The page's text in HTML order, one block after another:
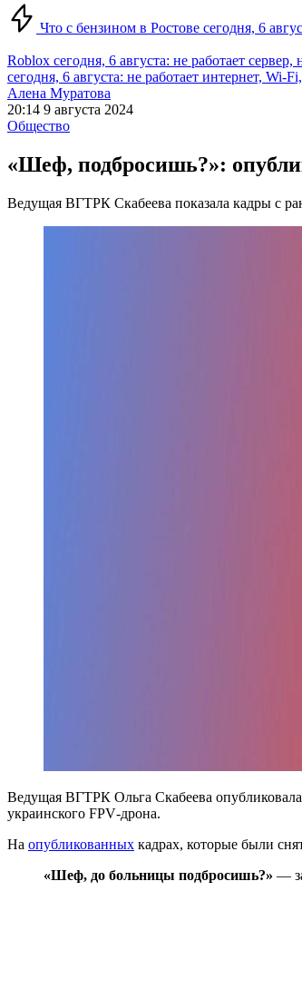
Что с бензином в Ростове сегодня, 6
Roblox сегодня, 6 августа: не работает
сегодня, 6 августа: не работает интернет, Wi-
Алена Муратова
20:14 9 августа 2024
Общество
«Шеф, подбросишь?»:
Ведущая ВГТРК Скабеева показала кадры с
Ведущая ВГТРК Ольга Скабеева
украинского FPV-дрона.
На опубликованных кадрах, которые были
«Шеф, до больницы подбросишь?» —